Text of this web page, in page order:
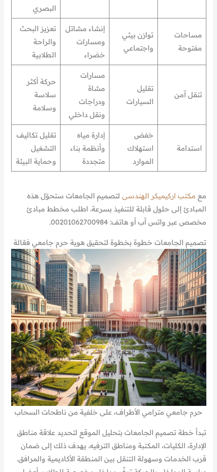
البصري
مساحات
مفتوحة
توازن بيئي
واجتماعي
إنشاء مشاتل
ومسارات
خضراء
تعزيز البحث
والراحة
الطلابية
تنقل آمن
تقليل
السيارات
مسارات
مشاة
ودراجات
ونقل داخلي
حركة أكثر
سلاسة
وسلامة
استدامة
خفض
استهلاك
الموارد
إدارة مياه
وأنظمة بناء
متجددة
تقليل تكاليف
التشغيل
وحماية البيئة
مع مكتب اركيميكر الهندسى لتصميم الجامعات ستحوّل هذه
المبادئ إلى حلول قابلة للتنفيذ بسرعة. اطلب مخطط مبادئ
مخصص عبر واتس آب أو هاتف: 00201062700984.
تصميم الجامعات خطوة بخطوة لتحقيق هوية حرم جامعي فعّالة
حرم جامعي مترامي الأطراف، على خلفية من ناطحات السحاب
تبدأ خطة تصميم الجامعات بتحليل الموقع لتحديد علاقة مناطق
الإدارة، الكليات، المكتبة ومناطق الترفيه. يهدف ذلك إلى ضمان
قرب الخدمات وسهولة التنقل بين المنطقة الأكاديمية والمرافق.